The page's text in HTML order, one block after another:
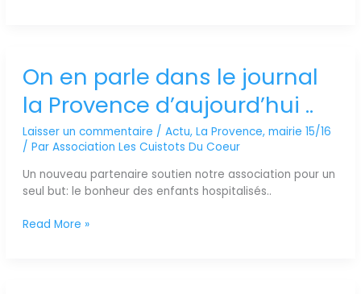
On en parle dans le journal
la Provence d’aujourd’hui ..
Laisser un commentaire / Actu, La Provence, mairie 15/16
/ Par Association Les Cuistots Du Coeur
Un nouveau partenaire soutien notre association pour un
seul but: le bonheur des enfants hospitalisés..
On
en
parle
le
journal
la
Provence
..
Read More »